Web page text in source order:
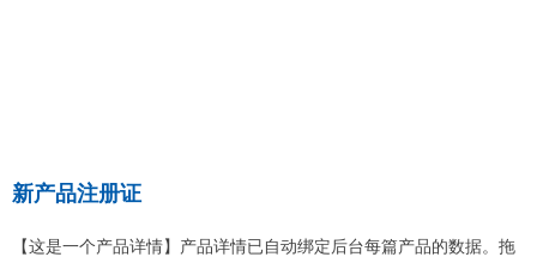
新产品注册证
【这是一个产品详情】产品详情已自动绑定后台每篇产品的数据。拖